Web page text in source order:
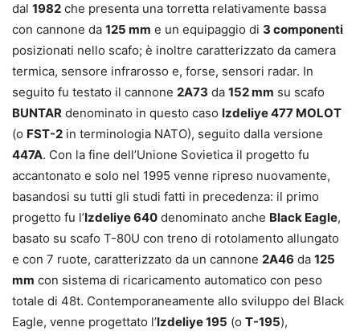
dal 1982 che presenta una torretta relativamente bassa
con cannone da 125 mm e un equipaggio di 3 componenti
posizionati nello scafo; è inoltre caratterizzato da camera
termica, sensore infrarosso e, forse, sensori radar. In
seguito fu testato il cannone 2A73 da 152 mm su scafo
BUNTAR denominato in questo caso Izdeliye 477 MOLOT
(o FST-2 in terminologia NATO), seguito dalla versione
447A. Con la fine dell’Unione Sovietica il progetto fu
accantonato e solo nel 1995 venne ripreso nuovamente,
basandosi su tutti gli studi fatti in precedenza: il primo
progetto fu l’Izdeliye 640 denominato anche Black Eagle,
basato su scafo T-80U con treno di rotolamento allungato
e con 7 ruote, caratterizzato da un cannone 2A46 da 125
mm con sistema di ricaricamento automatico con peso
totale di 48t. Contemporaneamente allo sviluppo del Black
Eagle, venne progettato l’Izdeliye 195 (o T-195),